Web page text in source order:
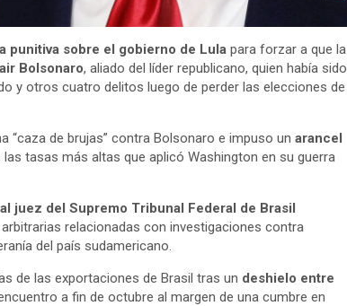
punitiva sobre el gobierno de Lula para forzar a que la
Bolsonaro, aliado del líder republicano, quien había sido
y otros cuatro delitos luego de perder las elecciones de
“caza de brujas” contra Bolsonaro e impuso un arancel
tasas más altas que aplicó Washington en su guerra
juez del Supremo Tribunal Federal de Brasil
relacionadas con investigaciones contra
del país sudamericano.
de las exportaciones de Brasil tras un deshielo entre
a fin de octubre al margen de una cumbre en